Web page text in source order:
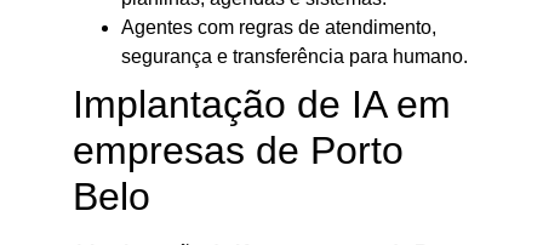
Agentes com regras de atendimento,
segurança e transferência para humano.
Implantação de IA em
empresas de Porto
Belo